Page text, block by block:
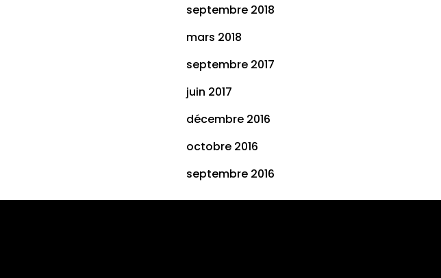
septembre 2018
mars 2018
septembre 2017
juin 2017
décembre 2016
octobre 2016
septembre 2016